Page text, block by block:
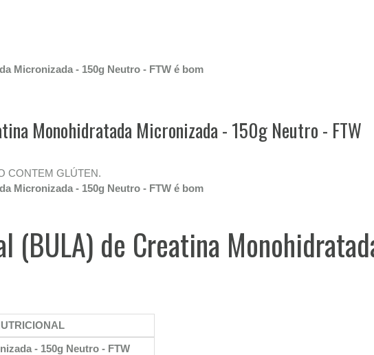
Micronizada - 150g Neutro - FTW é bom
Monohidratada Micronizada - 150g Neutro - FTW
CONTEM GLÚTEN.
Micronizada - 150g Neutro - FTW é bom
(BULA) de Creatina
- 150g Neutro - FTW